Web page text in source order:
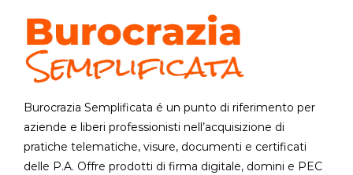
Burocrazia Semplificata é un punto di riferimento per
aziende e liberi professionisti nell’acquisizione di
pratiche telematiche, visure, documenti e certificati
delle P.A. Offre prodotti di firma digitale, domini e PEC